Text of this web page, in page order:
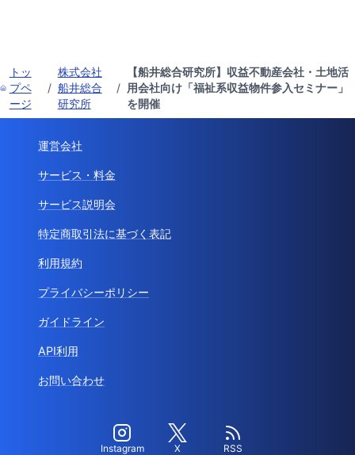
トッ
プペ
ージ
/
株式会社
船井総合
研究所
/
【船井総合研究所】収益不動産会社・土地活
用会社向け「福祉系収益物件参入セミナー」
を開催
運営会社
サービス・料金
サービス説明会
特定商取引法に基づく表記
利用規約
プライバシーポリシー
ガイドライン
API利用
お問い合わせ
Instagram X RSS